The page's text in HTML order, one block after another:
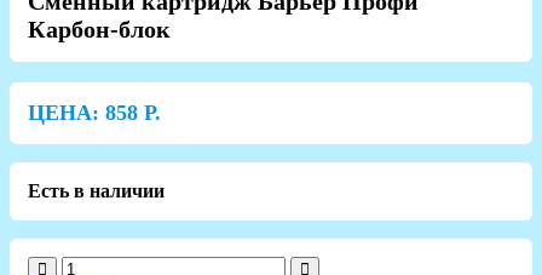
Карбон-блок
ЦЕНА: 858 Р.
Есть в наличии